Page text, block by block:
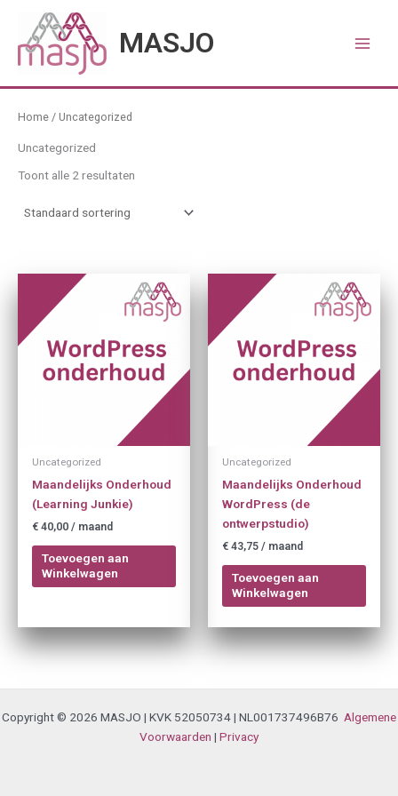
inhoud
MASJO
Home / Uncategorized
Uncategorized
Toont alle 2 resultaten
Uncategorized
Maandelijks Onderhoud
(Learning Junkie)
€ 40,00 / maand
Toevoegen aan
Winkelwagen
Uncategorized
Maandelijks Onderhoud
WordPress (de
ontwerpstudio)
€ 43,75 / maand
Toevoegen aan
Winkelwagen
Copyright © 2026 MASJO | KVK 52050734 | NL001737496B76 Algemene
Voorwaarden | Privacy